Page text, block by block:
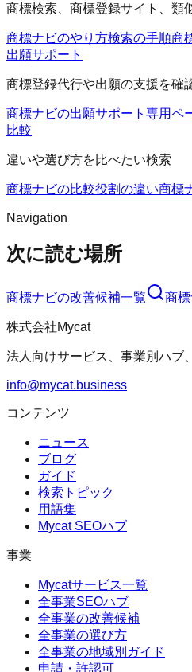
商標検索、商標登録サイト、類
商標ナビのやり方検索の手順商
出願サポート
商標登録代行や出願の支援を確
商標ナビの出願サポート 専用ペ
比較
違いや選び方を比べたい検索
商標ナビの比較役割の違い商標
Navigation
次に読む場所
商標ナビの改善候補一覧 商
株式会社Mycat
法人向けサービス、事業別ハブ
info@mycat.business
コンテンツ
ニュース
ブログ
ガイド
検索トピック
用語集
Mycat SEOハブ
事業
Mycatサービス一覧
全事業SEOハブ
全事業の改善候補
全事業の選び方
全事業の地域別ガイド
申請・許認可